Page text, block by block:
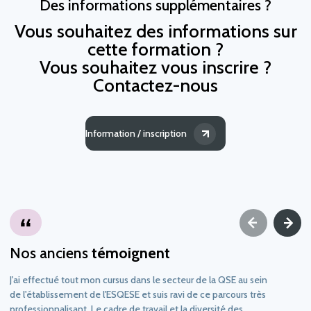
Des informations supplémentaires ?
Vous souhaitez des informations sur
cette formation ?
Vous souhaitez vous inscrire ?
Contactez-nous
Information / inscription
Nos ancienstémoignent
J'ai effectué tout mon cursus dans le secteur de la QSE au sein
de l'établissement de l'ESQESE et suis ravi de ce parcours très